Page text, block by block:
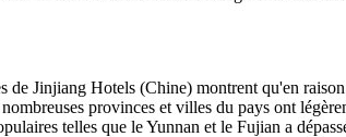
Jinjiang Hotels (Chine) montrent qu'en
provinces et villes du pays ont
telles que le Yunnan et le Fujian a